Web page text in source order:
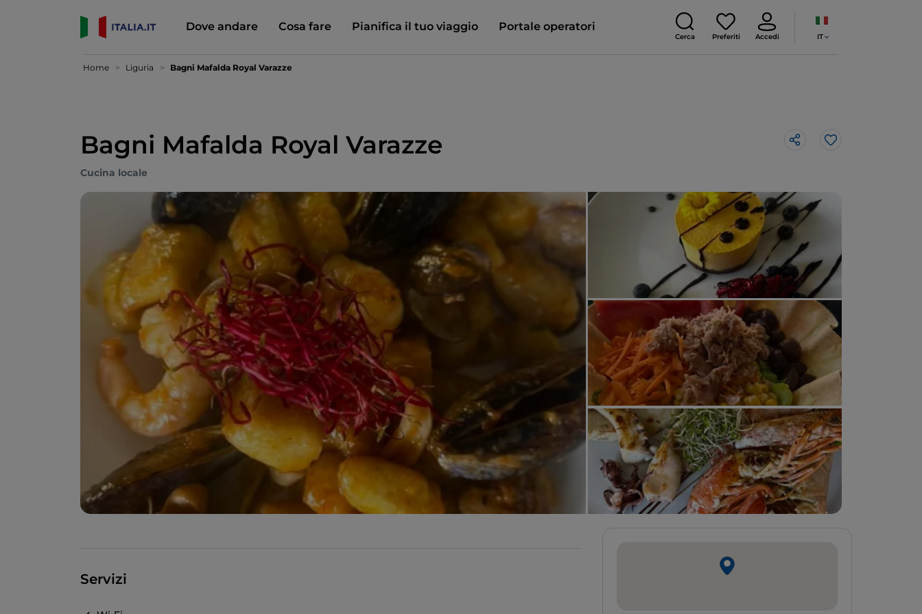
Dove andare Cosa fare Pianifica il tuo viaggio Portale operatori
Cerca Preferiti Accedi IT
Home Liguria Bagni Mafalda Royal Varazze
Bagni Mafalda Royal Varazze Like
Cucina locale
Servizi